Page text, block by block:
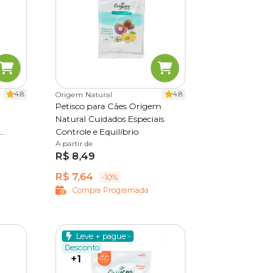
4.8 Origem Natural 4.8
Petisco para Cães Origem
Natural Cuidados Especiais
Controle e Equilíbrio
65 g 250 g
A partir de
R$ 8,49
R$ 7,64
-10%
Compra Programada
Leve + pague -
Desconto
+1